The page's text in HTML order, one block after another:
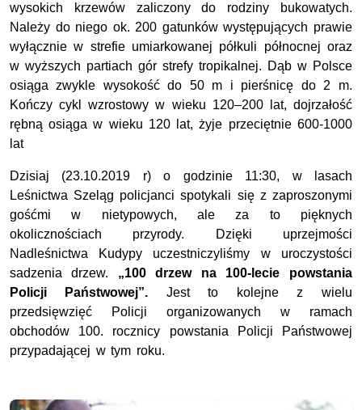
wysokich krzewów zaliczony do rodziny bukowatych.
Należy do niego ok. 200 gatunków występujących prawie
wyłącznie w strefie umiarkowanej półkuli północnej oraz
w wyższych partiach gór strefy tropikalnej. Dąb w Polsce
osiąga zwykle wysokość do 50 m i pierśnicę do 2 m.
Kończy cykl wzrostowy w wieku 120–200 lat, dojrzałość
rębną osiąga w wieku 120 lat, żyje przeciętnie 600-1000
lat
Dzisiaj (23.10.2019 r) o godzinie 11:30, w lasach
Leśnictwa Szeląg policjanci spotykali się z zaproszonymi
gośćmi w nietypowych, ale za to pięknych
okolicznościach przyrody. Dzięki uprzejmości
Nadleśnictwa Kudypy uczestniczyliśmy w uroczystości
sadzenia drzew. „100 drzew na 100-lecie powstania
Policji Państwowej”. Jest to kolejne z wielu
przedsięwzięć Policji organizowanych w ramach
obchodów 100. rocznicy powstania Policji Państwowej
przypadającej w tym roku.